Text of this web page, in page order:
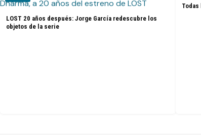
LOST 20 años después: Jorge García redescubre los
objetos de la serie